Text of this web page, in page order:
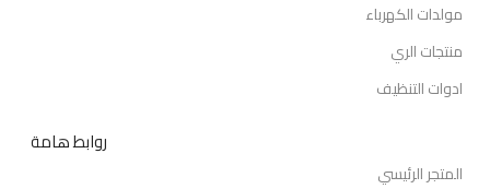
مولدات الكهرباء
منتجات الري
ادوات التنظيف
روابط هامة
المتجر الرئيسي